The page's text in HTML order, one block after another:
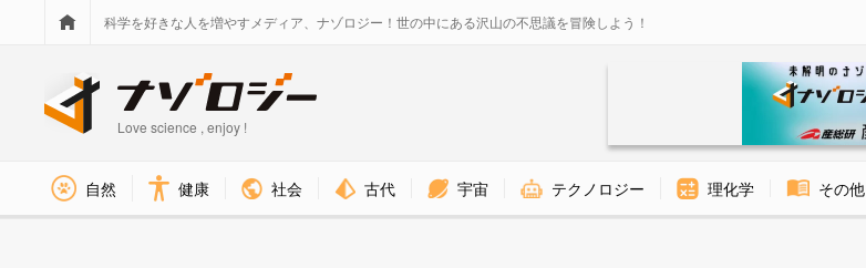
科学を好きな人を増やすメディア、ナゾロジー！世の中にある沢山の不思議を冒険しよう！
Love science , enjoy !
自然 健康 社会 古代 宇宙 テクノロジー 理化学 その他